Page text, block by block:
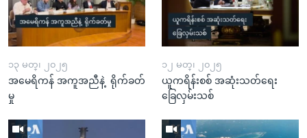
၁၃ မတ္၊ ၂၀၂၅
အမေရိကန် အကူအညီနဲ့ ရိုက်ခတ်
မှု
၁၂ မတ္၊ ၂၀၂၅
ယူကရိန်းစစ် အဆုံးသတ်ရေး
ခြေလှမ်းသစ်